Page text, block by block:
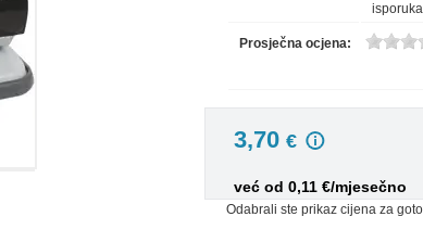
Prosječna ocjena:
3,70 €
već od 0,11 €/mjesečno
Odabrali ste prikaz cijena za